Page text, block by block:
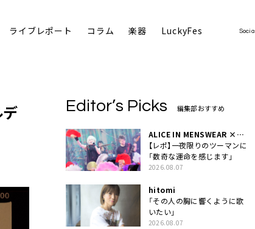
ライブレポート コラム 楽器 LuckyFes Social
Editor’s Picks 編集部おすすめ
ALICE IN MENSWEAR ×
MASCHERA
【レポ】一夜限りのツーマンに
「数奇な運命を感じます」
2026.08.07
hitomi
「その人の胸に響くように歌
いたい」
2026.08.07